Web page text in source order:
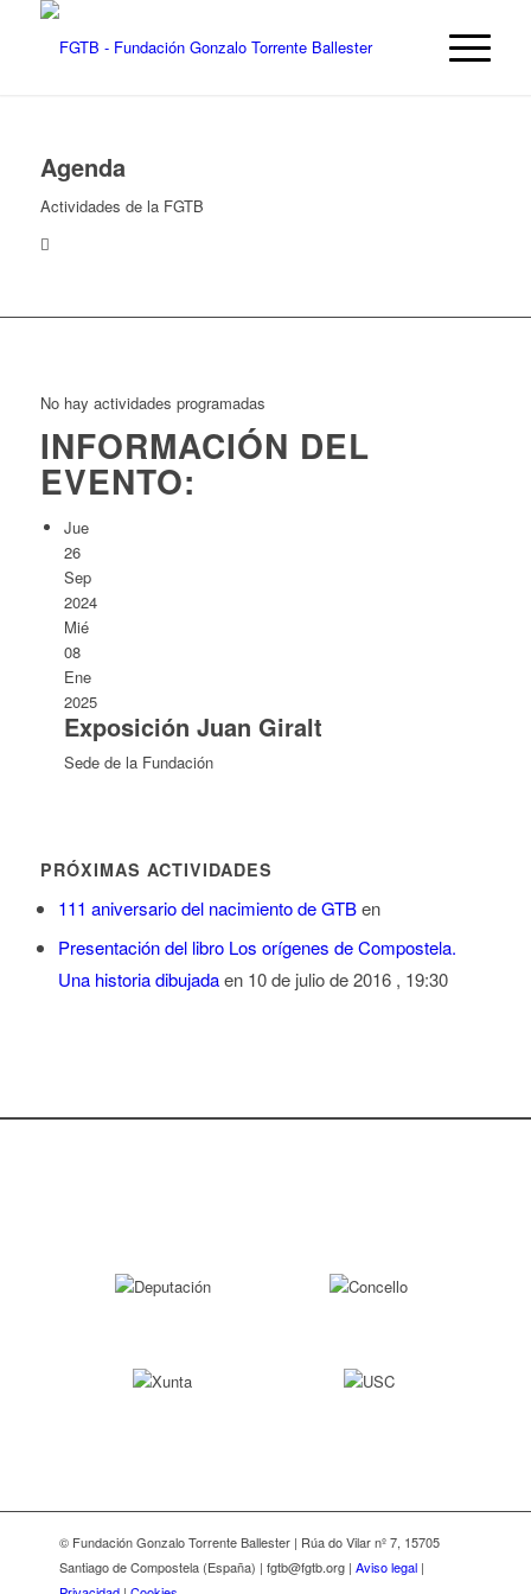
Agenda
Actividades de la FGTB
No hay actividades programadas
INFORMACIÓN DEL
EVENTO:
Jue
26
Sep
2024
Mié
08
Ene
2025
Exposición Juan Giralt
Sede de la Fundación
PRÓXIMAS ACTIVIDADES
111 aniversario del nacimiento de GTBen
Presentación del libro Los orígenes de Compostela.
Una historia dibujadaen 10 de julio de 2016 , 19:30
© Fundación Gonzalo Torrente Ballester | Rúa do Vilar nº 7, 15705
Santiago de Compostela (España) | fgtb@fgtb.org | Aviso legal |